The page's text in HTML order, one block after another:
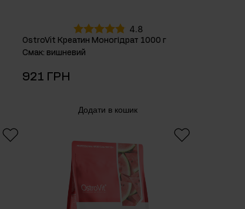
4.8
OstroVit Креатин Mоногідрат 1000 г
Смак: вишневий
921 ГРН
Додати в кошик